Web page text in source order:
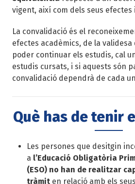
vigent, així com dels seus
La convalidació és el
efectes acadèmics, de la
poder continuar els estudis, cal
estudis cursats, i si aquests són
convalidació dependrà de cada
Què has de tenir
Les persones que desitgin
a l’Educació Obligatòria
(ESO) no han de realitzar
tràmit en relació amb els